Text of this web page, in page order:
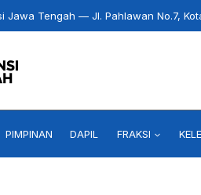
Jawa Tengah — Jl. Pahlawan No.7,
PIMPINAN DAPIL FRAKSI